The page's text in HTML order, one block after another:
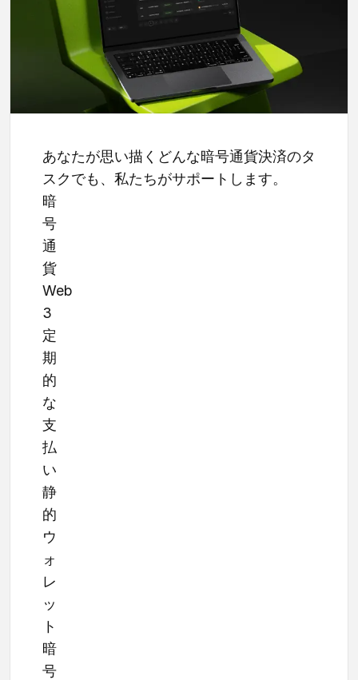
あなたが思い描くどんな暗号通貨決済のタ
スクでも、私たちがサポートします。
暗
号
通
貨
Web
3
定
期
的
な
支
払
い
静
的
ウ
ォ
レ
ッ
ト
暗
号